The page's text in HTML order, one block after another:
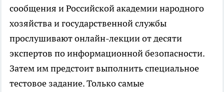
сообщения и Российской академии народного
хозяйства и государственной службы
прослушивают онлайн-лекции от десяти
экспертов по информационной безопасности.
Затем им предстоит выполнить специальное
тестовое задание. Только самые